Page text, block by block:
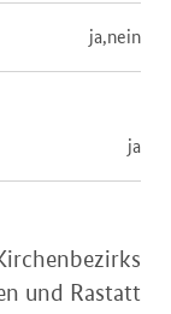
ja,nein
ja
und Rastatt